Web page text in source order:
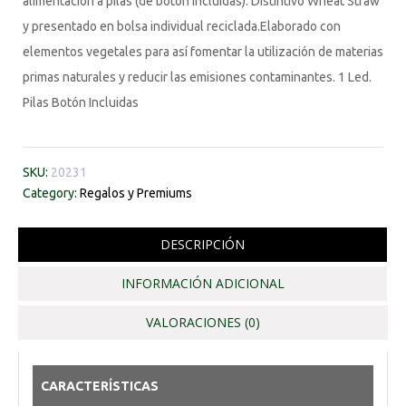
y presentado en bolsa individual reciclada.Elaborado con
elementos vegetales para así fomentar la utilización de materias
primas naturales y reducir las emisiones contaminantes. 1 Led.
Pilas Botón Incluidas
SKU: 20231
Category: Regalos y Premiums
DESCRIPCIÓN
INFORMACIÓN ADICIONAL
VALORACIONES (0)
CARACTERÍSTICAS